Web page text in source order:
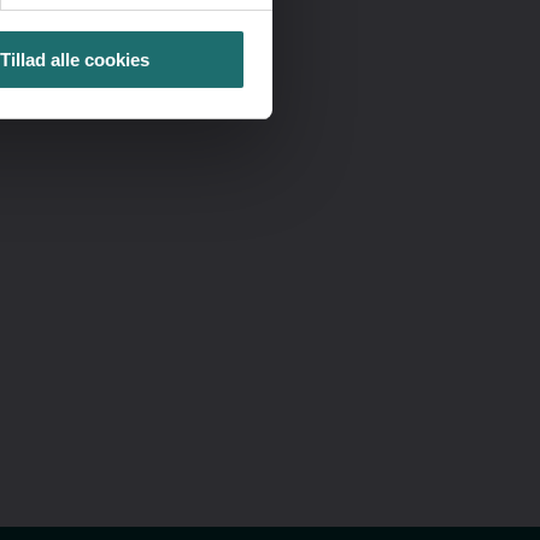
Tillad alle cookies